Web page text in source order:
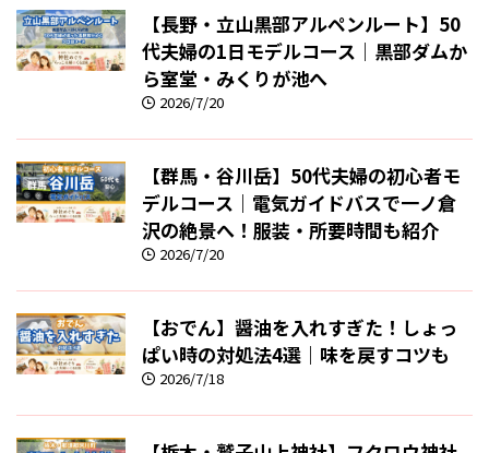
【長野・立山黒部アルペンルート】50
代夫婦の1日モデルコース｜黒部ダムか
ら室堂・みくりが池へ
2026/7/20
【群馬・谷川岳】50代夫婦の初心者モ
デルコース｜電気ガイドバスで一ノ倉
沢の絶景へ！服装・所要時間も紹介
2026/7/20
【おでん】醤油を入れすぎた！しょっ
ぱい時の対処法4選｜味を戻すコツも
2026/7/18